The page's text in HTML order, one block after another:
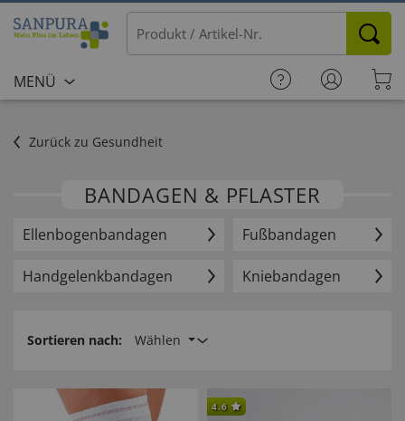
MENÜ
Zurück zu Gesundheit
BANDAGEN & PFLASTER
Ellenbogen­bandagen Fußbandagen
Handgelenk­bandagen Kniebandagen
Sortieren nach: Wählen
4.6